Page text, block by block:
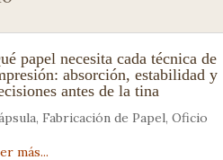
papel necesita cada técnica de
absorción, estabilidad y
antes de la tina
, Fabricación de Papel,Oficio
más...